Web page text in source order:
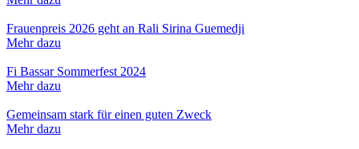
Frauenpreis 2026 geht an Rali Sirina Guemedji
Mehr dazu
Fi Bassar Sommerfest 2024
Mehr dazu
Gemeinsam stark für einen guten Zweck
Mehr dazu